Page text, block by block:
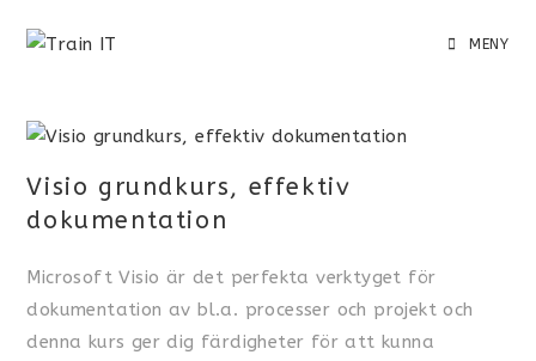
MENY
Visio grundkurs, effektiv
dokumentation
Microsoft Visio är det perfekta verktyget för
dokumentation av bl.a. processer och projekt och
denna kurs ger dig färdigheter för att kunna